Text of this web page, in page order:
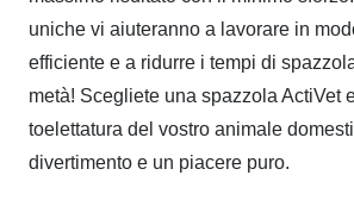
uniche vi aiuteranno a lavorare in
efficiente e a ridurre i tempi di
metà! Scegliete una spazzola ActiVet
toelettatura del vostro animale
divertimento e un piacere puro.